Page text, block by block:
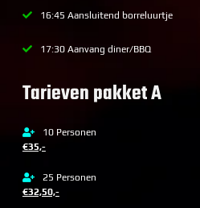
16:45 Aansluitend borreluurtje
17:30 Aanvang diner/BBQ
Tarieven pakket A
10 Personen
€35,-
25 Personen
€32,50,-